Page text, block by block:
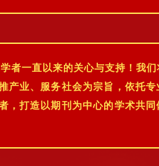
者一直以来的关心与支持！我
产业、服务社会为宗旨，依托
，打造以期刊为中心的学术共同